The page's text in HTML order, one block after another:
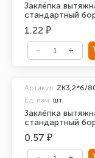
Заклёпка
стандартный
1.22 ₽
Заклёпка
стандартный
Артикул: ZK3,2*6/
Ед. изм. шт.
0.57 ₽